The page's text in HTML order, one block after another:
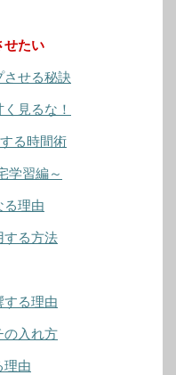
せたい
せる秘訣
見るな！
る時間術
学習編～
る理由
する方法
する理由
の入れ方
理由